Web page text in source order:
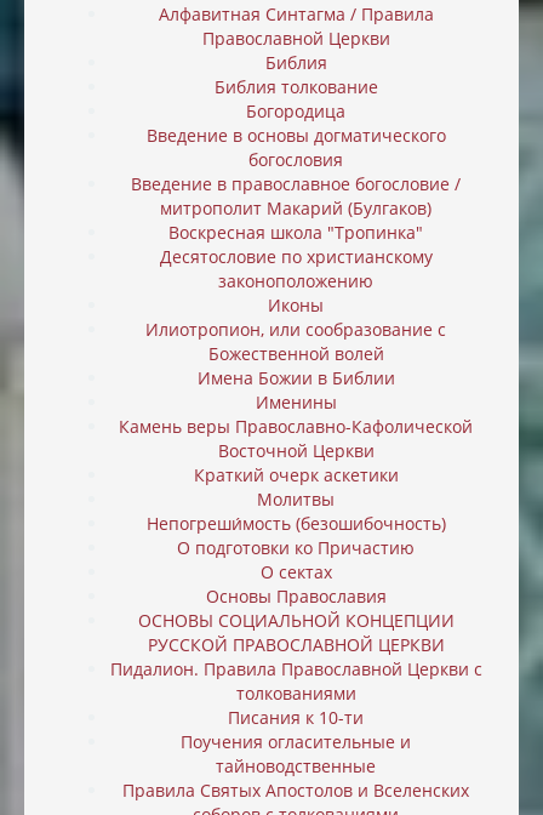
Алфавитная Синтагма / Правила
Православной Церкви
Библия
Библия толкование
Богородица
Введение в основы догматического
богословия
Введение в православное богословие /
митрополит Макарий (Булгаков)
Воскресная школа "Тропинка"
Десятословие по христианскому
законоположению
Иконы
Илиотропион, или cообразование с
Божественной волей
Имена Божии в Библии
Именины
Камень веры Православно-Кафолической
Восточной Церкви
Краткий очерк аскетики
Молитвы
Непогреши́мость (безошибочность)
О подготовки ко Причастию
О сектах
Основы Православия
ОСНОВЫ СОЦИАЛЬНОЙ КОНЦЕПЦИИ
РУССКОЙ ПРАВОСЛАВНОЙ ЦЕРКВИ
Пидалион. Правила Православной Церкви с
толкованиями
Писания к 10-ти
Поучения огласительные и
тайноводственные
Правила Святых Апостолов и Вселенских